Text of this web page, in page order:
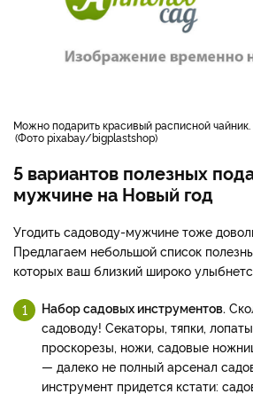
Можно подарить красивый расписной чайник.
Фото pixabay/bigplastshop
5 вариантов полезных
мужчине на Новый год
Угодить садоводу-мужчине тоже
Предлагаем небольшой список
которых ваш близкий широко
Набор садовых инструментов.
садоводу! Секаторы, тяпки,
проскорезы, ножи, садовые
— далеко не полный арсенал
инструмент придется кстати: